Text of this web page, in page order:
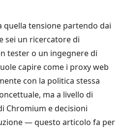
quella tensione partendo dai
sei un ricercatore di
tester o un ingegnere di
capire come i proxy web
con la politica stessa
ma a livello di
Chromium e decisioni
— questo articolo fa per